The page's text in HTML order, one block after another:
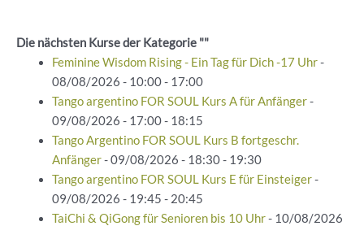
Die nächsten Kurse der Kategorie ""
Feminine Wisdom Rising - Ein Tag für Dich -17 Uhr-
08/08/2026 - 10:00 - 17:00
Tango argentino FOR SOUL Kurs A für Anfänger-
09/08/2026 - 17:00 - 18:15
Tango Argentino FOR SOUL Kurs B fortgeschr.
Anfänger- 09/08/2026 - 18:30 - 19:30
Tango argentino FOR SOUL Kurs E für Einsteiger-
09/08/2026 - 19:45 - 20:45
TaiChi & QiGong für Senioren bis 10 Uhr- 10/08/2026